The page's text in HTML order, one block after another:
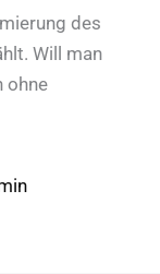
des
Will man
ohne